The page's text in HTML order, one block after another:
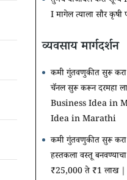
I मागेल त्याला सौर
व्यवसाय मार्गदर्शन
कमी गुंतवणुकीत सुरू करा
चॅनल सुरू करून दरमहा
Business Idea in
Idea in Marathi
कमी गुंतवणुकीत सुरू करा
हस्तकला वस्तू
₹25,000 ते ₹1 लाख